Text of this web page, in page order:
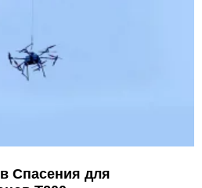
Спасения для